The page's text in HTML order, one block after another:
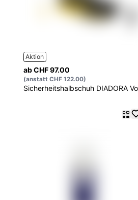
Aktion
ab CHF 97.00
(anstatt CHF 122.00)
Sicherheitshalbschuh DIADORA